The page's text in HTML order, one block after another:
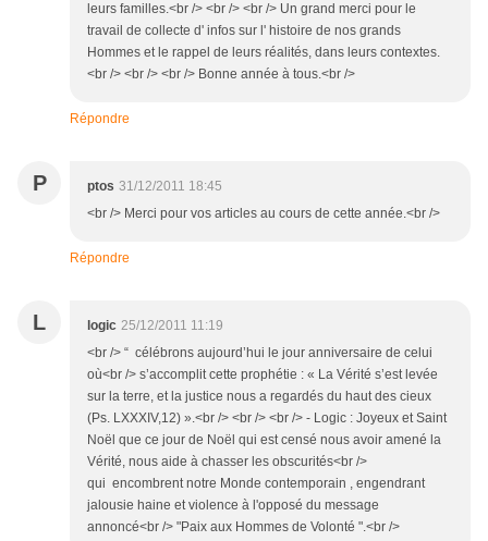
leurs familles.<br /> <br /> <br /> Un grand merci pour le
travail de collecte d' infos sur l' histoire de nos grands
Hommes et le rappel de leurs réalités, dans leurs contextes.
<br /> <br /> <br /> Bonne année à tous.<br />
Répondre
P ptos 31/12/2011 18:45
<br /> Merci pour vos articles au cours de cette année.<br />
Répondre
L logic 25/12/2011 11:19
<br /> “ célébrons aujourd’hui le jour anniversaire de celui
où<br /> s’accomplit cette prophétie : « La Vérité s’est levée
sur la terre, et la justice nous a regardés du haut des cieux
(Ps. LXXXIV,12) ».<br /> <br /> <br /> - Logic : Joyeux et Saint
Noël que ce jour de Noël qui est censé nous avoir amené la
Vérité, nous aide à chasser les obscurités<br />
qui encombrent notre Monde contemporain , engendrant
jalousie haine et violence à l'opposé du message
annoncé<br /> "Paix aux Hommes de Volonté ".<br />